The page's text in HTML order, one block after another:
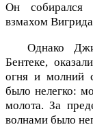
Он собирался
взмахом
Однако
Бентеке,
огня и молний
было нелегко:
молота. За
волнами было